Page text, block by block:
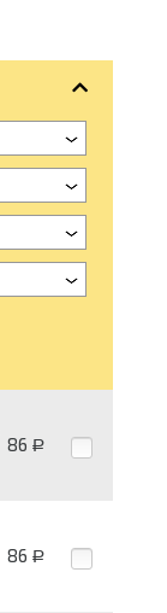
86 Р
86 Р